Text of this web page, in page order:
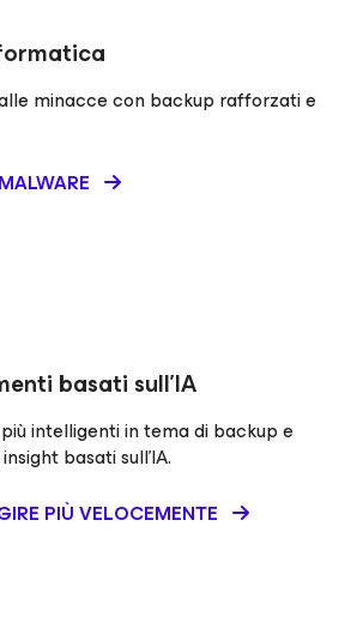
minacce con backup rafforzati e
basati sull'IA
intelligenti in tema di backup e
basati sull'IA.
PIÙ VELOCEMENTE